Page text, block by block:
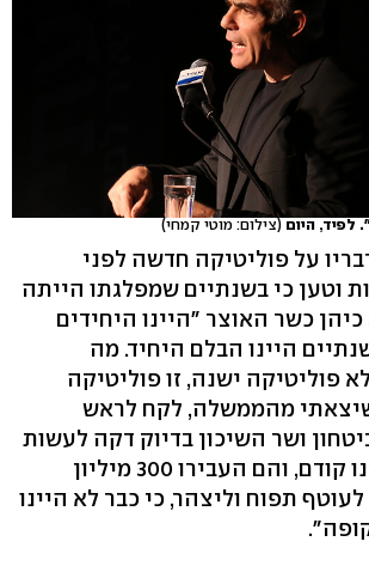
לפיד, היום(צילום: מוטי קמחי)
על פוליטיקה חדשה לפני
וטען כי בשנתיים שמפלגתו הייתה
כשר האוצר "היינו היחידים
היינו הבלם היחיד. מה
פוליטיקה ישנה, זו פוליטיקה
מהממשלה, לקח לראש
ושר השיכון בדיוק דקה לעשות
את כל מה שעצרנו קודם, והם העבירו 300 מיליון
תפוח וליצהר, כי כבר לא היינו